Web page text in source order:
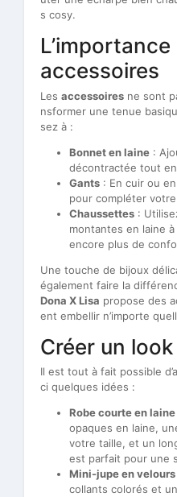
s cosy.
L’importance
accessoires
Les accessoires ne sont
nsformer une tenue
sez à :
Bonnet en laine :
décontractée tout
Gants : En cuir ou
pour compléter
Chaussettes :
montantes en laine
encore plus de
Une touche de bijoux
également faire la
Dona X Lisa propose des
ent embellir n’importe
Créer un
Il est tout à fait possible
ci quelques idées :
Robe courte en laine
opaques en laine,
votre taille, et un
est parfait pour une
Mini-jupe en velours
collants colorés et